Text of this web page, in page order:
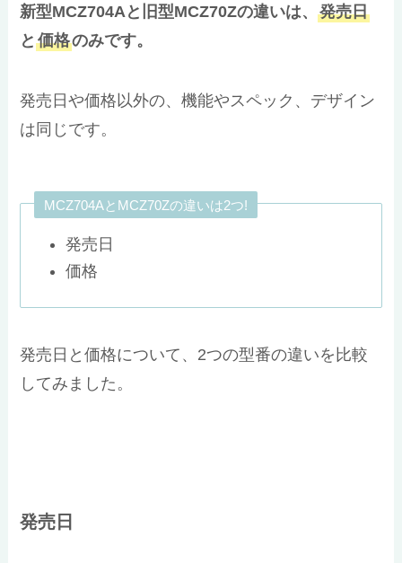
新型MCZ704Aと旧型MCZ70Zの違いは、発売日
と価格のみです。
発売日や価格以外の、機能やスペック、デザイン
は同じです。
MCZ704AとMCZ70Zの違いは2つ!
発売日
価格
発売日と価格について、2つの型番の違いを比較
してみました。
発売日